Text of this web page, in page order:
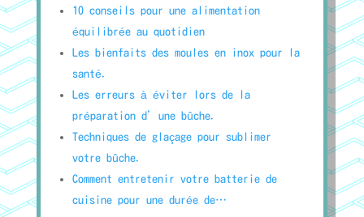
10 conseils pour une alimentation
équilibrée au quotidien
Les bienfaits des moules en inox pour la
santé.
Les erreurs à éviter lors de la
préparation d’une bûche.
Techniques de glaçage pour sublimer
votre bûche.
Comment entretenir votre batterie de
cuisine pour une durée de…